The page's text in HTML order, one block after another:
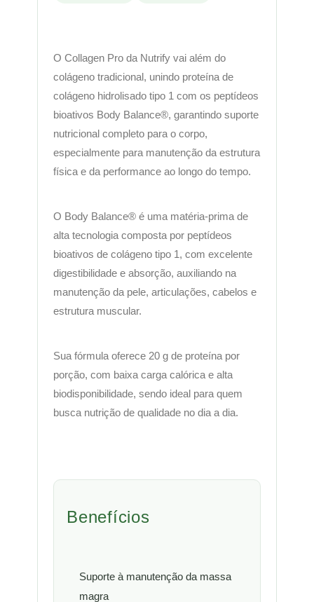
O Collagen Pro da Nutrify vai além do
colágeno tradicional, unindo proteína de
colágeno hidrolisado tipo 1 com os peptídeos
bioativos Body Balance®, garantindo suporte
nutricional completo para o corpo,
especialmente para manutenção da estrutura
física e da performance ao longo do tempo.
O Body Balance® é uma matéria-prima de
alta tecnologia composta por peptídeos
bioativos de colágeno tipo 1, com excelente
digestibilidade e absorção, auxiliando na
manutenção da pele, articulações, cabelos e
estrutura muscular.
Sua fórmula oferece 20 g de proteína por
porção, com baixa carga calórica e alta
biodisponibilidade, sendo ideal para quem
busca nutrição de qualidade no dia a dia.
Benefícios
Suporte à manutenção da massa
magra